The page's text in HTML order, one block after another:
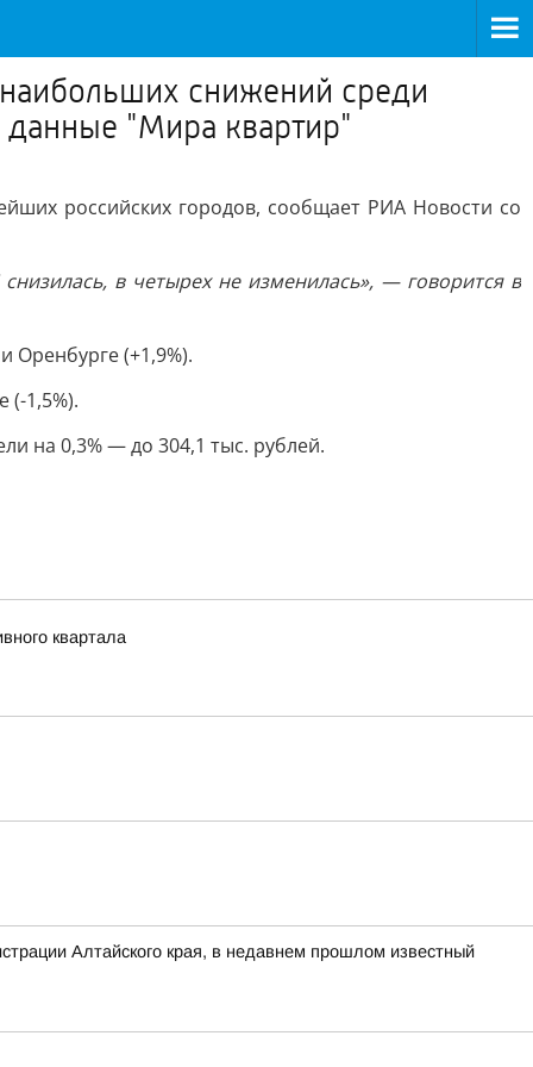
снижений среди
"Мира квартир"
российских городов, сообщает РИА Новости со
в четырех не изменилась», — говорится в
Оренбурге (+1,9%).
(-1,5%).
на 0,3% — до 304,1 тыс. рублей.
квартала
Алтайского края, в недавнем прошлом известный